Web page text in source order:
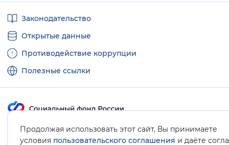
Продолжая использовать этот сайт, Вы принимаете
условия пользовательского соглашения и даёте
ссылкиЗаконодательство
Открытые данные
Противодействие коррупции
Полезные ссылки
Карта сайта